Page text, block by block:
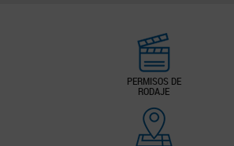
PERMISOS DE
RODAJE